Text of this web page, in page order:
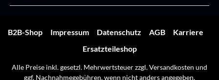
B2B-Shop Impressum Datenschutz AGB
Karriere
Ersatzteileshop
Alle Preise inkl. gesetzl. Mehrwertsteuer zzgl.Versandkosten und
ggf. Nachnahmegebühren, wenn nicht anders angegeben.